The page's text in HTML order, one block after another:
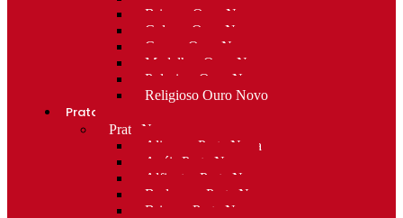
Brincos Ouro Novo
Colares Ouro Novo
Cruzes Ouro Novo
Medalhas Ouro Novo
Pulseiras Ouro Novo
Religioso Ouro Novo
Prata
Prata Nova
Alianças Prata Nova
Anéis Prata Nova
Alfinetes Prata Nova
Berloques Prata Nova
Brincos Prata Nova